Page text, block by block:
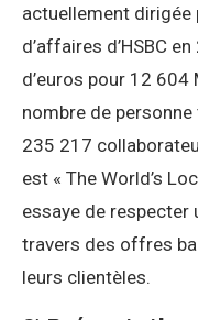
actuellement dirigée
d’affaires d’HSBC
d’euros pour 12 604
nombre de
235 217
est « The World’s
essaye de respecter
travers des offres
leurs clientèles.